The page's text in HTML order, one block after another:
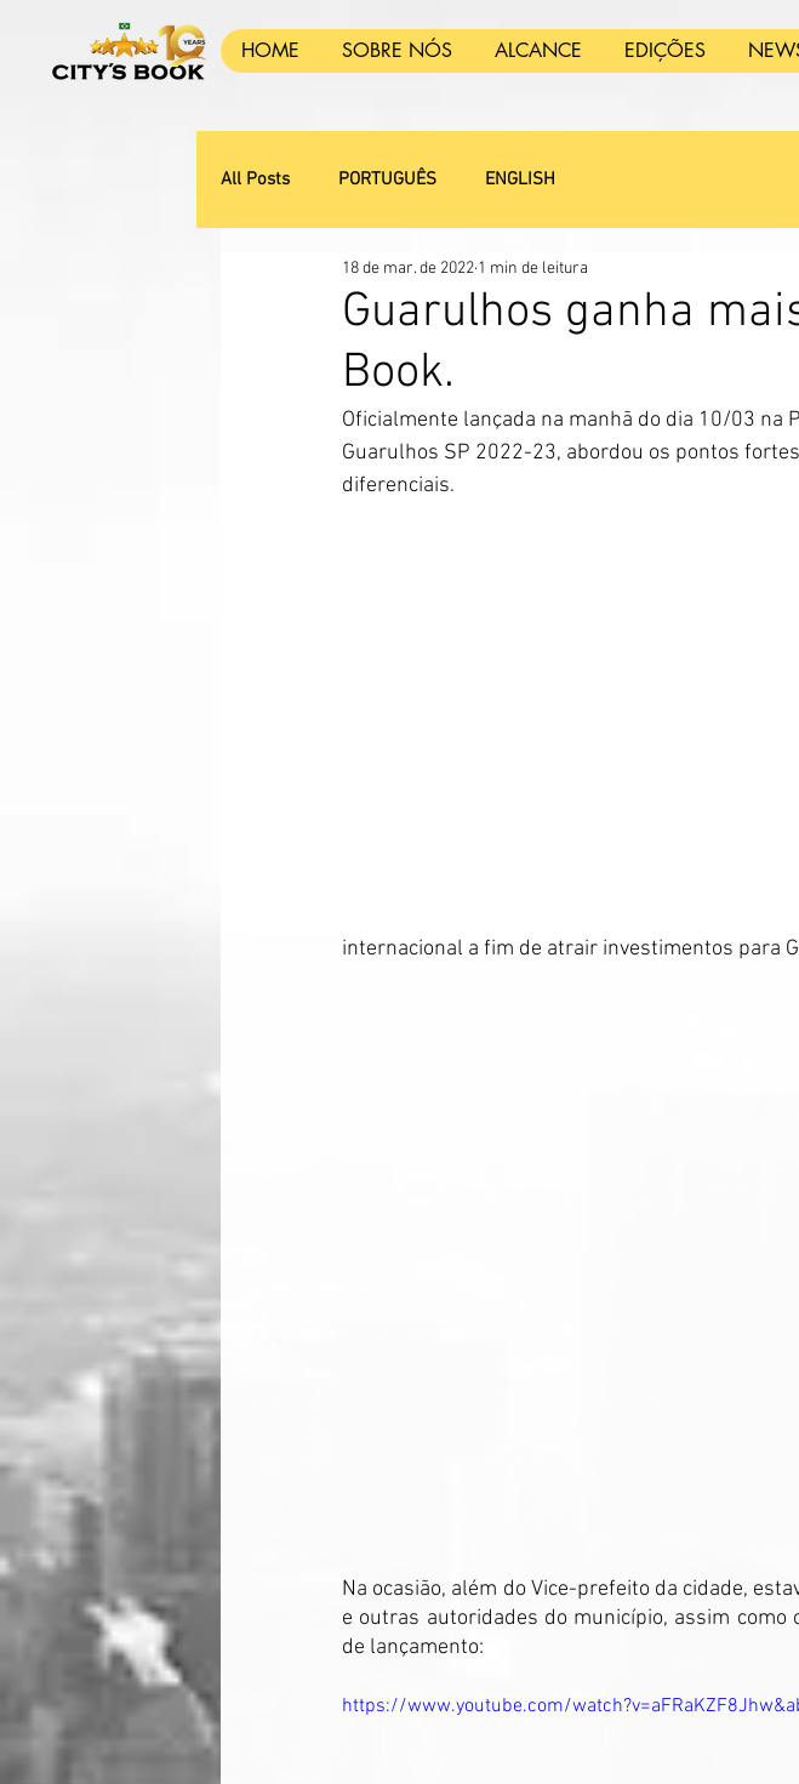
HOME SOBRE NÓS ALCANCE EDIÇÕES
All Posts PORTUGUÊS ENGLISH
Guarulhos ganha
Book.
18 de mar. de 2022 1 min de leitura
Oficialmente lançada na manhã do dia 10/03 na
Guarulhos SP 2022-23, abordou os pontos
diferenciais.
internacional a fim de atrair investimentos para
Na ocasião, além do Vice-prefeito da cidade,
e outras autoridades do município, assim como
de lançamento:
https://www.youtube.com/